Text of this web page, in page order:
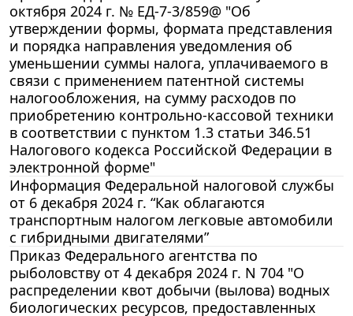
октября 2024 г. № ЕД-7-3/859@ "Об
утверждении формы, формата представления
и порядка направления уведомления об
уменьшении суммы налога, уплачиваемого в
связи с применением патентной системы
налогообложения, на сумму расходов по
приобретению контрольно-кассовой техники
в соответствии с пунктом 1.3 статьи 346.51
Налогового кодекса Российской Федерации в
электронной форме"
Информация Федеральной налоговой службы
от 6 декабря 2024 г. “Как облагаются
транспортным налогом легковые автомобили
с гибридными двигателями”
Приказ Федерального агентства по
рыболовству от 4 декабря 2024 г. N 704 "О
распределении квот добычи (вылова) водных
биологических ресурсов, предоставленных